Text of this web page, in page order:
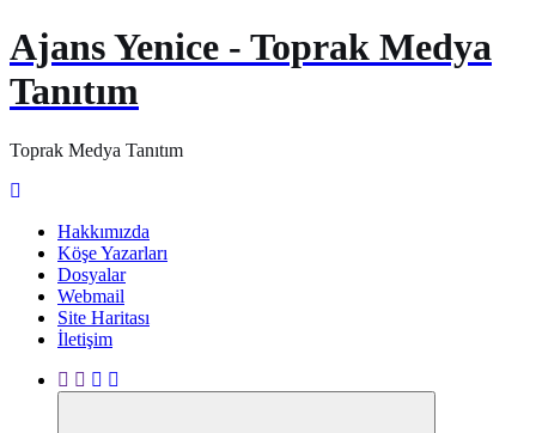
Ajans Yenice - Toprak Medya
Tanıtım
Toprak Medya Tanıtım
Hakkımızda
Köşe Yazarları
Dosyalar
Webmail
Site Haritası
İletişim